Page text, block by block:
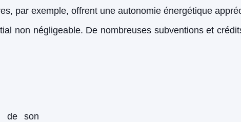
par exemple, offrent une autonomie énergétique
non négligeable. De nombreuses subventions et
de son